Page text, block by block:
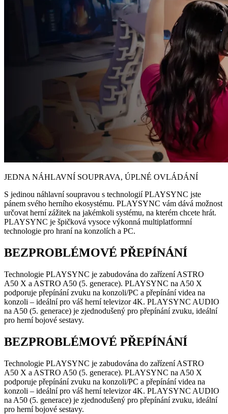
JEDNA NÁHLAVNÍ SOUPRAVA, ÚPLNÉ OVLÁDÁNÍ
S jedinou náhlavní soupravou s technologií PLAYSYNC jste
pánem svého herního ekosystému. PLAYSYNC vám dává možnost
určovat herní zážitek na jakémkoli systému, na kterém chcete hrát.
PLAYSYNC je špičková vysoce výkonná multiplatformní
technologie pro hraní na konzolích a PC.
BEZPROBLÉMOVÉ PŘEPÍNÁNÍ
Technologie PLAYSYNC je zabudována do zařízení ASTRO
A50 X a ASTRO A50 (5. generace). PLAYSYNC na A50 X
podporuje přepínání zvuku na konzoli/PC a přepínání videa na
konzoli – ideální pro váš herní televizor 4K. PLAYSYNC AUDIO
na A50 (5. generace) je zjednodušený pro přepínání zvuku, ideální
pro herní bojové sestavy.
BEZPROBLÉMOVÉ PŘEPÍNÁNÍ
Technologie PLAYSYNC je zabudována do zařízení ASTRO
A50 X a ASTRO A50 (5. generace). PLAYSYNC na A50 X
podporuje přepínání zvuku na konzoli/PC a přepínání videa na
konzoli – ideální pro váš herní televizor 4K. PLAYSYNC AUDIO
na A50 (5. generace) je zjednodušený pro přepínání zvuku, ideální
pro herní bojové sestavy.